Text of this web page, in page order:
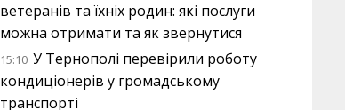
ветеранів та їхніх родин: які послуги
можна отримати та як звернутися
15:10 У Тернополі перевірили роботу
кондиціонерів у громадському
транспорті